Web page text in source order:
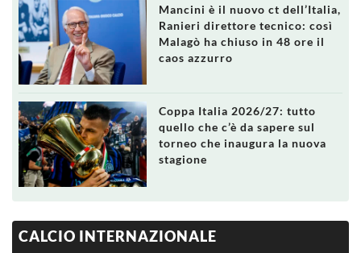
Mancini è il nuovo ct dell’Italia,
Ranieri direttore tecnico: così
Malagò ha chiuso in 48 ore il
caos azzurro
Coppa Italia 2026/27: tutto
quello che c’è da sapere sul
torneo che inaugura la nuova
stagione
CALCIO INTERNAZIONALE